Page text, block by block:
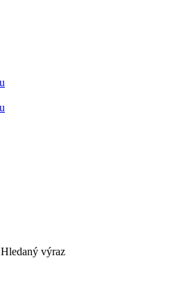
Hledaný výraz